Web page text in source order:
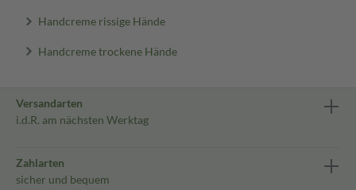
Handcreme rissige Hände
Handcreme trockene Hände
Versandarten
i.d.R. am nächsten Werktag
Zahlarten
sicher und bequem